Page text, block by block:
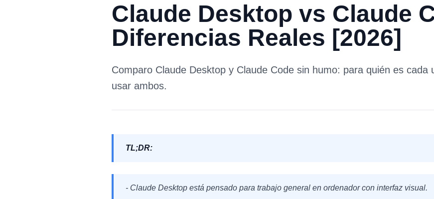
Claude Desktop vs Claude
Diferencias Reales [2026]
Comparo Claude Desktop y Claude Code sin humo: para quién es cada
usar ambos.
TL;DR:
- Claude Desktop está pensado para trabajo general en ordenador con interfaz visual.